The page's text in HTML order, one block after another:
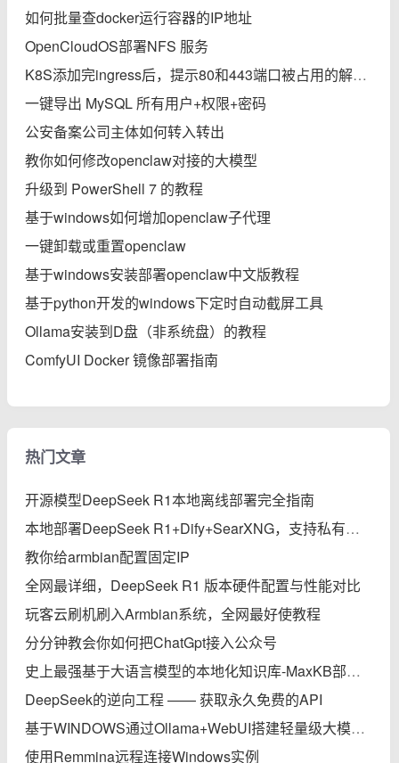
如何批量查docker运行容器的IP地址
OpenCloudOS部署NFS 服务
K8S添加完ingress后，提示80和443端口被占用的解决办法
一键导出 MySQL 所有用户+权限+密码
公安备案公司主体如何转入转出
教你如何修改openclaw对接的大模型
升级到 PowerShell 7 的教程
基于windows如何增加openclaw子代理
一键卸载或重置openclaw
基于windows安装部署openclaw中文版教程
基于python开发的windows下定时自动截屏工具
Ollama安装到D盘（非系统盘）的教程
ComfyUI Docker 镜像部署指南
热门文章
开源模型DeepSeek R1本地离线部署完全指南
本地部署DeepSeek R1+Dify+SearXNG，支持私有知识库、智能体、联网搜索的保姆级教程
教你给armbian配置固定IP
全网最详细，DeepSeek R1 版本硬件配置与性能对比
玩客云刷机刷入Armbian系统，全网最好使教程
分分钟教会你如何把ChatGpt接入公众号
史上最强基于大语言模型的本地化知识库-MaxKB部署实践完全指南
DeepSeek的逆向工程 —— 获取永久免费的API
基于WINDOWS通过Ollama+WebUI搭建轻量级大模型本地知识库
使用Remmina远程连接Windows实例